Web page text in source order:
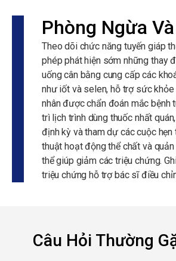
Phòng Ngừa
Theo dõi chức năng tuyến giáp
phép phát hiện sớm những thay
uống cân bằng cung cấp các
như iốt và selen, hỗ trợ sức khỏe
nhân được chẩn đoán mắc bệnh
trì lịch trình dùng thuốc nhất
định kỳ và tham dự các cuộc hẹn
thuật hoạt động thể chất và
thể giúp giảm các triệu chứng.
triệu chứng hỗ trợ bác sĩ điều
Câu Hỏi Thường